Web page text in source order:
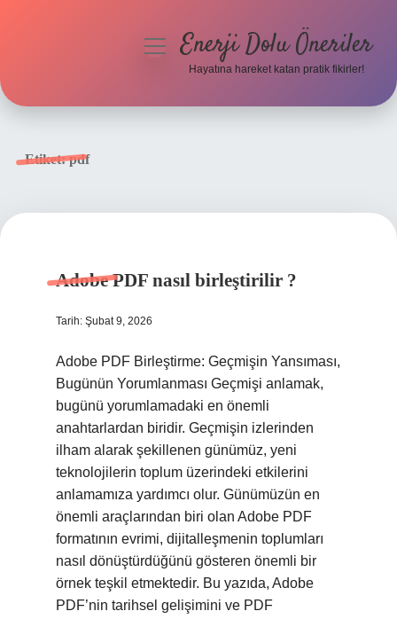
menüyüEnerji Dolu Öneriler
Hayatına hareket katan pratik fikirler!
Etiket:pdf
Adobe PDF nasıl birleştirilir ?
Tarih: Şubat 9, 2026
Adobe PDF Birleştirme: Geçmişin Yansıması,
Bugünün Yorumlanması Geçmişi anlamak,
bugünü yorumlamadaki en önemli
anahtarlardan biridir. Geçmişin izlerinden
ilham alarak şekillenen günümüz, yeni
teknolojilerin toplum üzerindeki etkilerini
anlamamıza yardımcı olur. Günümüzün en
önemli araçlarından biri olan Adobe PDF
formatının evrimi, dijitalleşmenin toplumları
nasıl dönüştürdüğünü gösteren önemli bir
örnek teşkil etmektedir. Bu yazıda, Adobe
PDF’nin tarihsel gelişimini ve PDF